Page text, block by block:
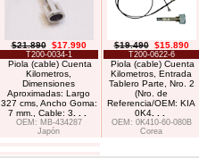
$21.890 $17.990
T200-0034-1
Piola (cable) Cuenta
Kilometros,
Dimensiones
Aproximadas: Largo
327 cms, Ancho Goma:
7 mm., Cable: 3
OEM: MB-434287
Japón
$19.490 $15.890
T200-0622-6
Piola (cable) Cuenta
Kilometros, Entrada
Tablero Parte, Nro. 2
(Nro. de
Referencia/OEM: KIA
0K4
OEM: 0K410-60-080B
Corea